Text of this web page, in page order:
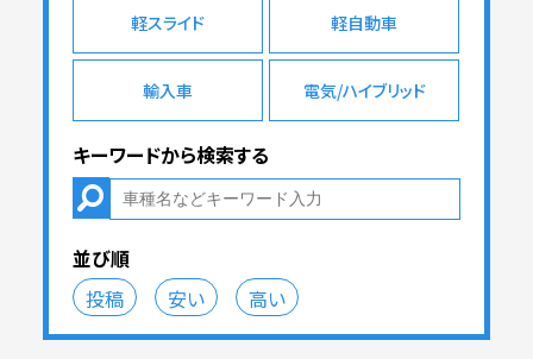
軽スライド 軽自動車
輸入車 電気/ハイブリッド
キーワードから検索する
並び順
投稿
安い 高い